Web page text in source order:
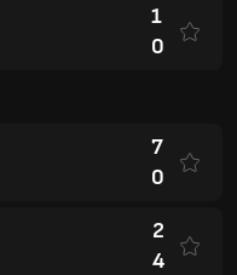
1
0
7
0
2
4